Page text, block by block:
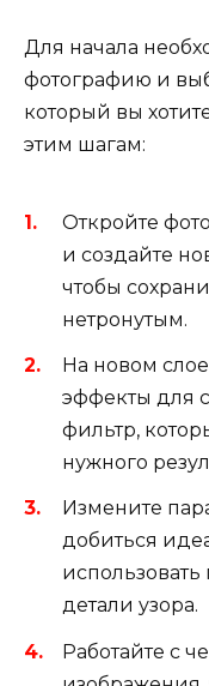
Для начала
фотографию и
который вы
этим шагам:
Откройте
и создайте
чтобы
нетронутым.
На новом
эффекты для
фильтр,
нужного
Измените
добиться
использовать
детали узора.
Работайте с